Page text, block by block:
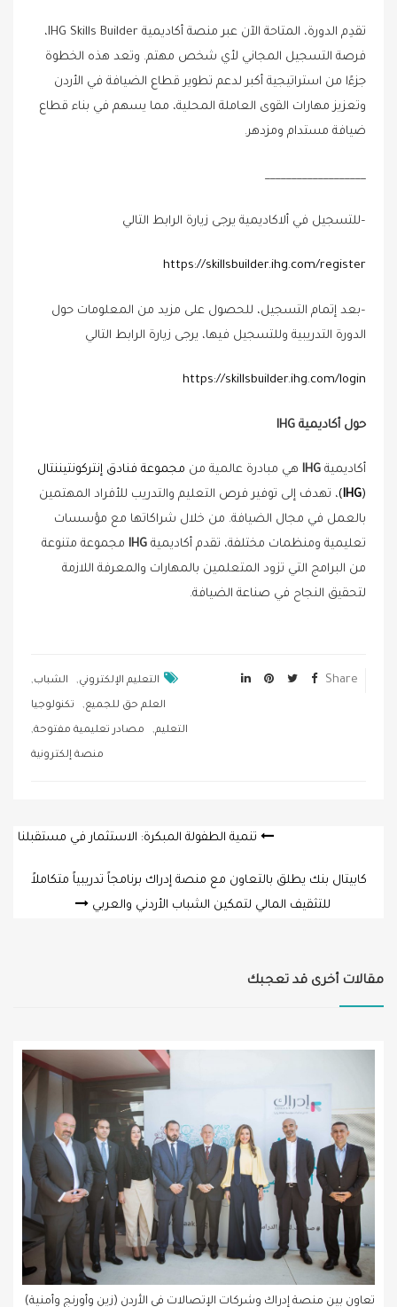
تقدِم الدورة، المتاحة الآن عبر منصة أكاديمية IHG Skills Builder،
فرصة التسجيل المجاني لأي شخص مهتم. وتعد هذه الخطوة
جزءًا من استراتيجية أكبر لدعم تطوير قطاع الضيافة في الأردن
وتعزيز مهارات القوى العاملة المحلية، مما يسهم في بناء قطاع
ضيافة مستدام ومزدهر.
___________________
–للتسجيل في ألاكاديمية يرجى زيارة الرابط التالي
https://skillsbuilder.ihg.com/register
–بعد إتمام التسجيل، للحصول على مزيد من المعلومات حول
الدورة التدريبية وللتسجيل فيها، يرجى زيارة الرابط التالي
https://skillsbuilder.ihg.com/login
حول أكاديمية GHI
أكاديمية GHI هي مبادرة عالمية من مجموعة فنادق إنتركونتيننتال
(
GHI
)، تهدف إلى توفير فرص التعليم والتدريب للأفراد المهتمين
بالعمل في مجال الضيافة. من خلال شراكاتها مع مؤسسات
تعليمية ومنظمات مختلفة، تقدم أكاديمية GHI مجموعة متنوعة
من البرامج التي تزود المتعلمين بالمهارات والمعرفة اللازمة
لتحقيق النجاح في صناعة الضيافة.
التعليم الإلكتروني, الشباب,
العلم حق للجميع, تكنولوجيا
التعليم, مصادر تعليمية مفتوحة,
منصة إلكترونية
Share
تنمية الطفولة المبكرة: الاستثمار في مستقبلنا
كابيتال بنك يطلق بالتعاون مع منصة إدراك برنامجاً تدريبياً متكاملاً
للتثقيف المالي لتمكين الشباب الأردني والعربي
مقالات أخرى قد تعجبك
تعاون بين منصة إدراك وشركات الإتصالات في الأردن (زين وأورنج وأمنية)